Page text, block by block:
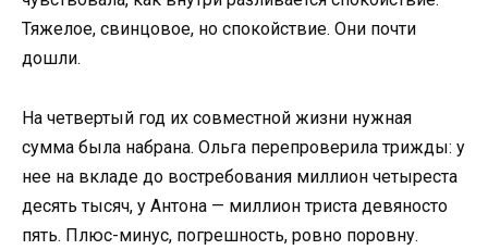
Тяжелое, свинцовое, но спокойствие. Они почти
дошли.
На четвертый год их совместной жизни нужная
сумма была набрана. Ольга перепроверила трижды: у
нее на вкладе до востребования миллион четыреста
десять тысяч, у Антона — миллион триста девяносто
пять. Плюс-минус, погрешность, ровно поровну.